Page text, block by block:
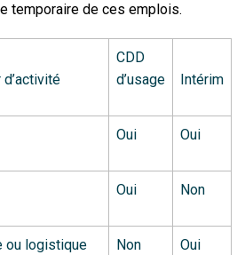
temporaire de ces emplois.
CDD
d’usage
Intérim
Oui Oui
Oui Non
ou logistique
Non Oui